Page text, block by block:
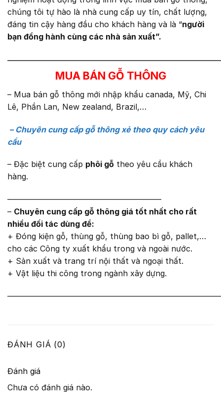
chúng tôi tự hào là nhà cung cấp uy tín, chất lượng,
đáng tin cậy hàng đầu cho khách hàng và là “người
bạn đồng hành cùng các nhà sản xuất”.
MUA BÁN GỖ THÔNG
– Mua bán gỗ thông mới nhập khẩu canada, Mỹ, Chi
Lê, Phần Lan, New zealand, Brazil,…
– Chuyên cung cấp gỗ thông xẻ theo quy cách yêu
cầu
– Đặc biệt cung cấp phôi gỗ theo yêu cầu khách
hàng.
———————————————————–
– Chuyên cung cấp gỗ thông giá tốt nhất cho rất
nhiều đối tác dùng để:
+ Đóng kiện gỗ, thùng gỗ, thùng bao bì gỗ, pallet,…
cho các Công ty xuất khẩu trong và ngoài nước.
+ Sản xuất và trang trí nội thất và ngoại thất.
+ Vật liệu thi công trong ngành xây dựng.
ĐÁNH GIÁ (0)
Đánh giá
Chưa có đánh giá nào.